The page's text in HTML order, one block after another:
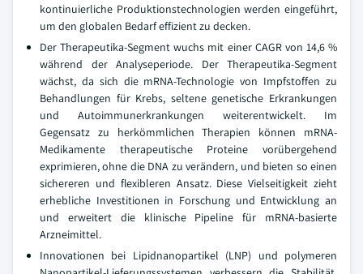
kontinuierliche Produktionstechnologien werden eingeführt,
um den globalen Bedarf effizient zu decken.
Der Therapeutika-Segment wuchs mit einer CAGR von 14,6 %
während der Analyseperiode. Der Therapeutika-Segment
wächst, da sich die mRNA-Technologie von Impfstoffen zu
Behandlungen für Krebs, seltene genetische Erkrankungen
und Autoimmunerkrankungen weiterentwickelt. Im
Gegensatz zu herkömmlichen Therapien können mRNA-
Medikamente therapeutische Proteine vorübergehend
exprimieren, ohne die DNA zu verändern, und bieten so einen
sichereren und flexibleren Ansatz. Diese Vielseitigkeit zieht
erhebliche Investitionen in Forschung und Entwicklung an
und erweitert die klinische Pipeline für mRNA-basierte
Arzneimittel.
Innovationen bei Lipidnanopartikel (LNP) und polymeren